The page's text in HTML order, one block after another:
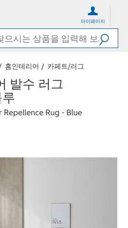
마이페이지
홈인테리어 카페트/러그
발수 러그
Repellence Rug - Blue